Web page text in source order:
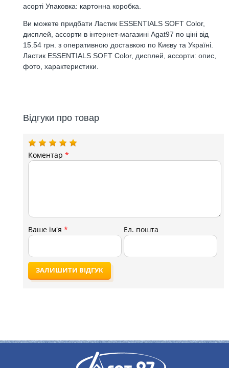
асорті Упаковка: картонна коробка.
Ви можете придбати Ластик ESSENTIALS SOFT Color,
дисплей, ассорти в інтернет-магазині Agat97 по ціні від
15.54 грн. з оперативною доставкою по Києву та Україні.
Ластик ESSENTIALS SOFT Color, дисплей, ассорти: опис,
фото, характеристики.
Відгуки про товар
Коментар*
Ваше ім'я* Ел. пошта
ЗАЛИШИТИ ВІДГУК